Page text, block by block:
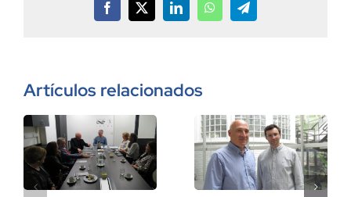
Facebook
X LinkedInWhatsAppTelegram
Artículos relacionados